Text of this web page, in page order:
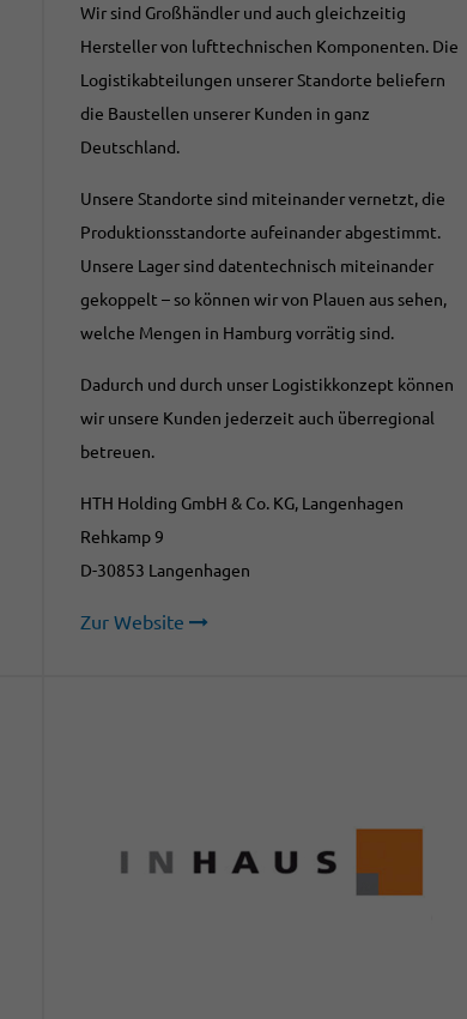
Wir sind Großhändler und auch gleichzeitig
Hersteller von lufttechnischen Komponenten. Die
Logistikabteilungen unserer Standorte beliefern
die Baustellen unserer Kunden in ganz
Deutschland.
Unsere Standorte sind miteinander vernetzt, die
Produktionsstandorte aufeinander abgestimmt.
Unsere Lager sind datentechnisch miteinander
gekoppelt – so können wir von Plauen aus sehen,
welche Mengen in Hamburg vorrätig sind.
Dadurch und durch unser Logistikkonzept können
wir unsere Kunden jederzeit auch überregional
betreuen.
HTH Holding GmbH & Co. KG, Langenhagen
Rehkamp 9
D-30853 Langenhagen
Zur Website